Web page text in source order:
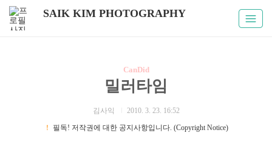
SAIK KIM PHOTOGRAPHY
CanDid
밀러타임
김사익
2010. 3. 23. 16:52
！
필독! 저작권에 대한 공지사항입니다. (Copyright Notice)